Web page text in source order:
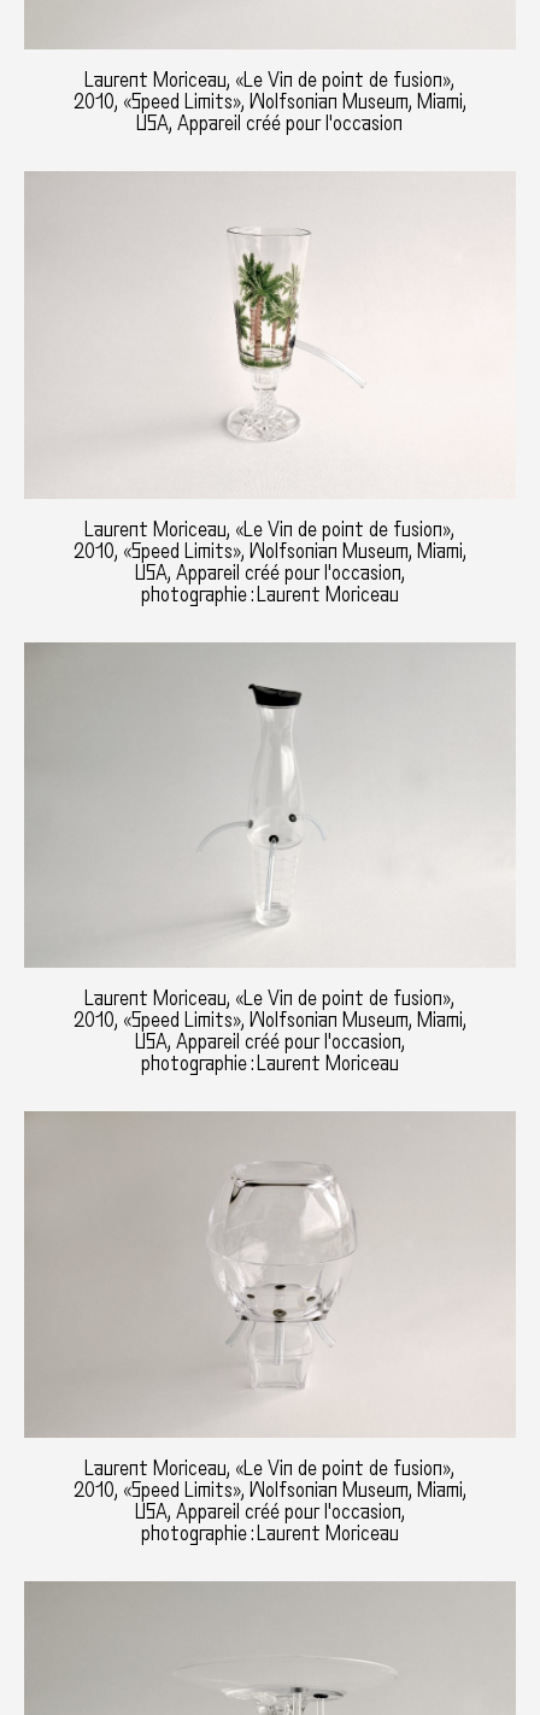
Laurent Moriceau, «Le Vin de point de fusion»,
2010, «Speed Limits», Wolfsonian Museum, Miami,
USA, Appareil créé pour l'occasion
Laurent Moriceau, «Le Vin de point de fusion»,
2010, «Speed Limits», Wolfsonian Museum, Miami,
USA, Appareil créé pour l'occasion,
photographie : Laurent Moriceau
Laurent Moriceau, «Le Vin de point de fusion»,
2010, «Speed Limits», Wolfsonian Museum, Miami,
USA, Appareil créé pour l'occasion,
photographie : Laurent Moriceau
Laurent Moriceau, «Le Vin de point de fusion»,
2010, «Speed Limits», Wolfsonian Museum, Miami,
USA, Appareil créé pour l'occasion,
photographie : Laurent Moriceau